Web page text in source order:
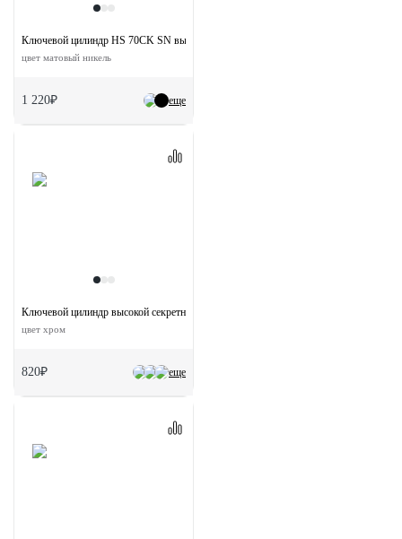
еще
Ключевой цилиндр HS 70CK SN высокой секретности с заверткой (70мм)
цвет матовый никель
1 220₽
еще
Ключевой цилиндр высокой секретности HS 60C PC (60мм)
цвет хром
820₽